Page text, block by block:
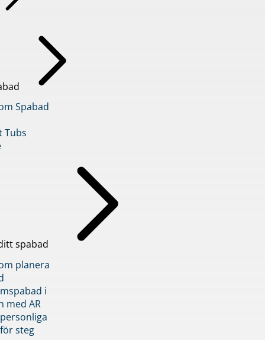
Spabad
Tubs
spabad
planera
i
med AR
steg